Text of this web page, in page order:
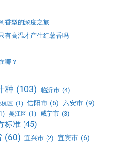
香型的深度之旅
有高温才产生红薯香吗
哪？
种 (103) 临沂市 (4)
杭区 (1) 信阳市 (6) 六安市 (9)
吴江区 (1) 咸宁市 (3)
标准 (45)
(60) 宜兴市 (2) 宜宾市 (6)